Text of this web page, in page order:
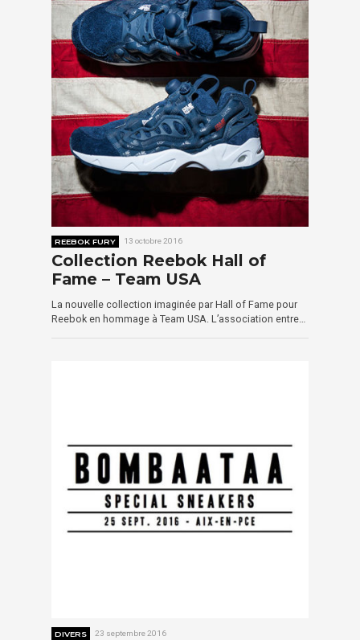
REEBOK FURY 13 octobre 2016
Collection Reebok Hall of
Fame – Team USA
La nouvelle collection imaginée par Hall of Fame pour
Reebok en hommage à Team USA. L’association entre…
DIVERS 23 septembre 2016